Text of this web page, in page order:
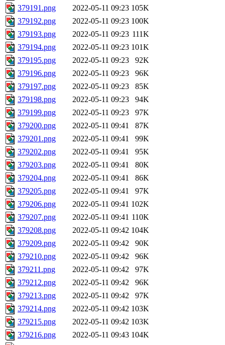
379191.png
2022-05-11 09:23 105K
379192.png
2022-05-11 09:23 100K
379193.png
2022-05-11 09:23 111K
379194.png
2022-05-11 09:23 101K
379195.png
2022-05-11 09:23
92K
379196.png
2022-05-11 09:23
96K
379197.png
2022-05-11 09:23
85K
379198.png
2022-05-11 09:23
94K
379199.png
2022-05-11 09:23
97K
379200.png
2022-05-11 09:41
87K
379201.png
2022-05-11 09:41
99K
379202.png
2022-05-11 09:41
95K
379203.png
2022-05-11 09:41
80K
379204.png
2022-05-11 09:41
86K
379205.png
2022-05-11 09:41
97K
379206.png
2022-05-11 09:41 102K
379207.png
2022-05-11 09:41 110K
379208.png
2022-05-11 09:42 104K
379209.png
2022-05-11 09:42
90K
379210.png
2022-05-11 09:42
96K
379211.png
2022-05-11 09:42
97K
379212.png
2022-05-11 09:42
96K
379213.png
2022-05-11 09:42
97K
379214.png
2022-05-11 09:42 103K
379215.png
2022-05-11 09:42 103K
379216.png
2022-05-11 09:43 104K